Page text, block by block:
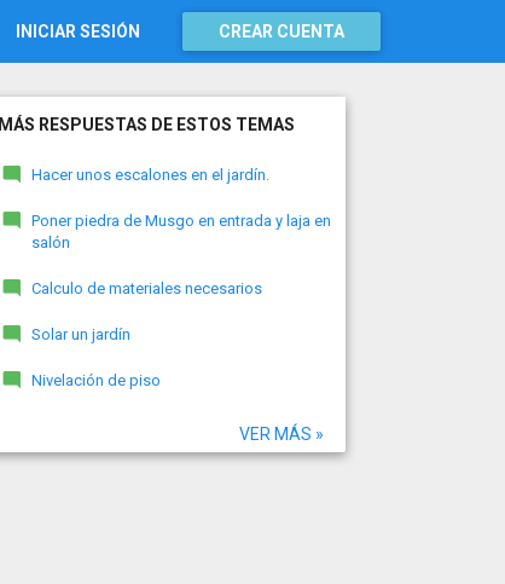
INICIAR SESIÓN CREAR CUENTA
MÁS RESPUESTAS DE ESTOS TEMAS
Hacer unos escalones en el jardín.
Poner piedra de Musgo en entrada y laja en
salón
Calculo de materiales necesarios
Solar un jardín
Nivelación de piso
VER MÁS »